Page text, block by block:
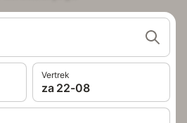
Vertrek
za 22-08